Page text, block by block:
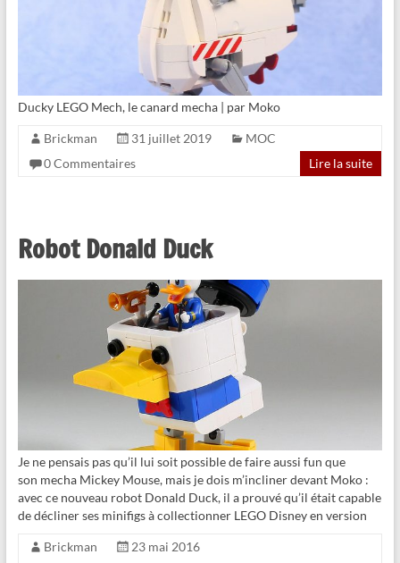
Ducky LEGO Mech, le canard mecha | par Moko
Brickman 31 juillet 2019
MOC
0 Commentaires
Lire la suite
Robot Donald Duck
Je ne pensais pas qu’il lui soit possible de faire aussi fun que
son mecha Mickey Mouse, mais je dois m’incliner devant Moko :
avec ce nouveau robot Donald Duck, il a prouvé qu’il était capable
de décliner ses minifigs à collectionner LEGO Disney en version
Brickman
23 mai 2016